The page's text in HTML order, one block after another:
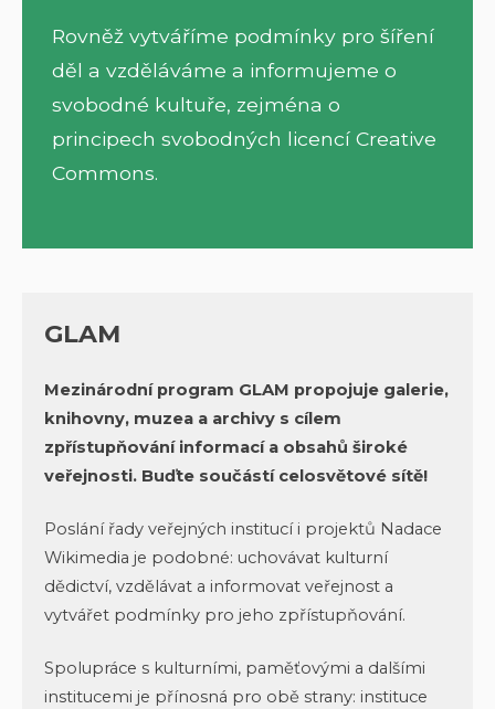
Rovněž vytváříme podmínky pro šíření
děl a vzděláváme a informujeme o
svobodné kultuře, zejména o
principech svobodných licencí Creative
Commons.
GLAM
Mezinárodní program GLAM propojuje galerie,
knihovny, muzea a archivy s cílem
zpřístupňování informací a obsahů široké
veřejnosti. Buďte součástí celosvětové sítě!
Poslání řady veřejných institucí i projektů Nadace
Wikimedia je podobné: uchovávat kulturní
dědictví, vzdělávat a informovat veřejnost a
vytvářet podmínky pro jeho zpřístupňování.
Spolupráce s kulturními, paměťovými a dalšími
institucemi je přínosná pro obě strany: instituce